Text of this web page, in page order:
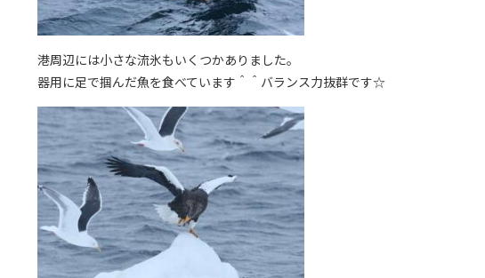
港周辺には小さな流氷もいくつかありました。
器用に足で掴んだ魚を食べています＾＾バランス力抜群です☆